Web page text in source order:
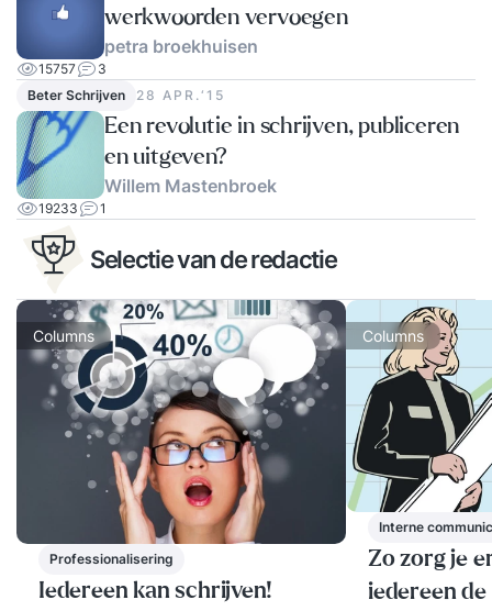
werkwoorden vervoegen
petra broekhuisen
15757
3
Beter Schrijven
28 APR.‘15
Een revolutie in schrijven, publiceren
en uitgeven?
Willem Mastenbroek
19233 1
Selectie van de redactie
Columns
Professionalisering
Iedereen kan schrijven!
Columns
Interne
Zo zorg je
iedereen